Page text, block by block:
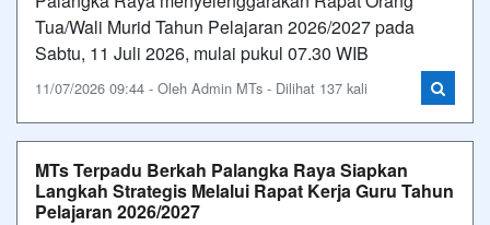
Tua/Wali Murid Tahun Pelajaran 2026/2027 pada
Sabtu, 11 Juli 2026, mulai pukul 07.30 WIB
11/07/2026 09:44 - Oleh Admin MTs - Dilihat 137 kali
MTs Terpadu Berkah Palangka Raya Siapkan
Langkah Strategis Melalui Rapat Kerja Guru Tahun
Pelajaran 2026/2027